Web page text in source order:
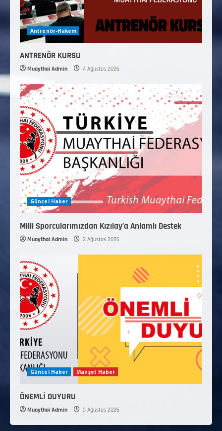
Antrenör-Hakem
ANTRENÖR KURSU
Muaythai Admin 4 Ağustos 2026
Güncel Haber
Milli Sporcularımızdan Kızılay’a Anlamlı Destek
Muaythai Admin 3 Ağustos 2026
Güncel Haber Manşet Haber
ÖNEMLİ DUYURU
Muaythai Admin 3 Ağustos 2026